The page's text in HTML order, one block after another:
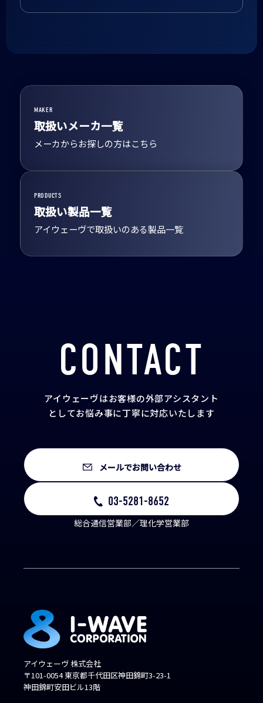
MAKER
取扱いメーカ一覧
メーカからお探しの方はこちら
PRODUCTS
取扱い製品一覧
アイウェーヴで取扱いのある製品一覧
CONTACT
アイウェーヴはお客様の外部アシスタント
としてお悩み事に丁寧に対応いたします
メールでお問い合わせ
03-5281-8652
総合通信営業部／理化学営業部
アイウェーヴ 株式会社
〒101-0054 東京都千代田区神田錦町3-23-1
神田錦町安田ビル13階